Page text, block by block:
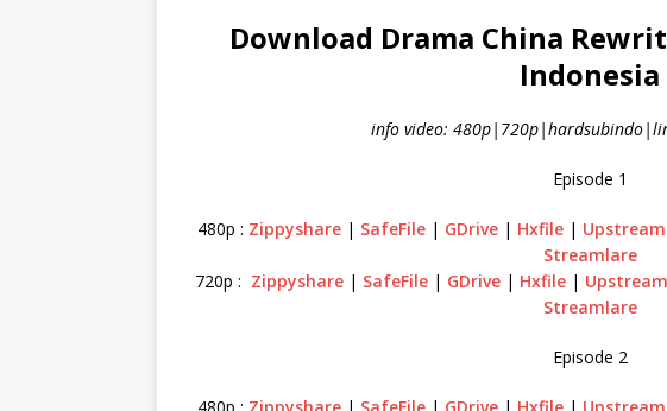
Download Drama China
Indonesia
info video:
Episode 1
480p : Zippyshare | SafeFile | GDrive | Hxfile | Upstream
Streamlare
720p : Zippyshare | SafeFile | GDrive | Hxfile | Upstream
Streamlare
Episode 2